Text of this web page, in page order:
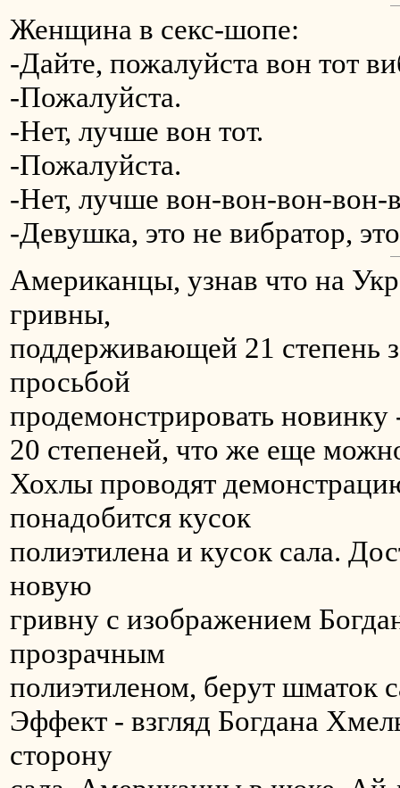
Женщина в секс-шопе:
-Дайте, пожалуйста вон тот
-Пожалуйста.
-Нет, лучше вон тот.
-Пожалуйста.
-Нет, лучше вон-вон-вон-вон-
-Девушка, это не вибратор,
Американцы, узнав что на
гривны,
поддерживающей 21 степень
просьбой
продемонстрировать новинку
20 степеней, что же еще
Хохлы проводят
понадобится кусок
полиэтилена и кусок сала.
новую
гривну с изображением
прозрачным
полиэтиленом, берут шматок
Эффект - взгляд Богдана
сторону